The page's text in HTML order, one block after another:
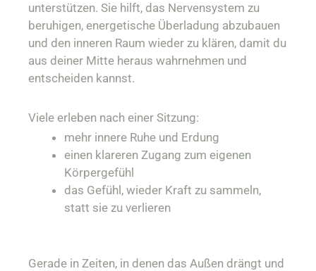
unterstützen. Sie hilft, das Nervensystem zu
beruhigen, energetische Überladung abzubauen
und den inneren Raum wieder zu klären, damit du
aus deiner Mitte heraus wahrnehmen und
entscheiden kannst.
Viele erleben nach einer Sitzung:
mehr innere Ruhe und Erdung
einen klareren Zugang zum eigenen
Körpergefühl
das Gefühl, wieder Kraft zu sammeln,
statt sie zu verlieren
Gerade in Zeiten, in denen das Außen drängt und